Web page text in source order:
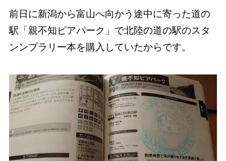
前日に新潟から富山へ向かう途中に寄った道の
駅「親不知ピアパーク」で北陸の道の駅のスタ
ンンプラリー本を購入していたからです。